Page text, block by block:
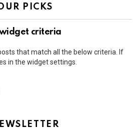
PICKS
widget criteria
that match all the below criteria. If
in the widget settings.